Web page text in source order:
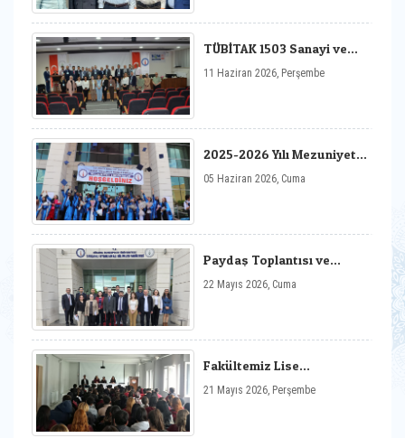
TÜBİTAK 1503 Sanayi ve
ve Dijital Köprü (Ye-di)
11 Haziran 2026, Perşembe
2025-2026 Yılı Mezuniyet
05 Haziran 2026, Cuma
Paydaş Toplantısı ve
22 Mayıs 2026, Cuma
Fakültemiz Lise
Geldi
21 Mayıs 2026, Perşembe